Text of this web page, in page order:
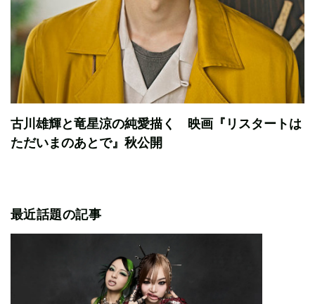
古川雄輝と竜星涼の純愛描く 映画『リスタートは
ただいまのあとで』秋公開
最近話題の記事